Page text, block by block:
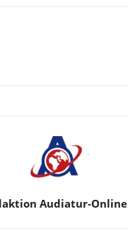
Audiatur-Online